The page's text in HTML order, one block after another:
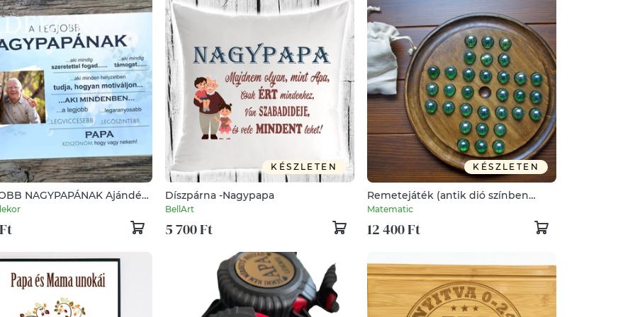
NAGYPAPÁNAK Ajándék
KÉSZLETEN
Díszpárna -Nagypapa
BellArt
5 700 Ft
KÉSZLETEN
Remetejáték (antik dió színben
színes üveggolyókkal) (angol táblás
Matematic
12 400 Ft